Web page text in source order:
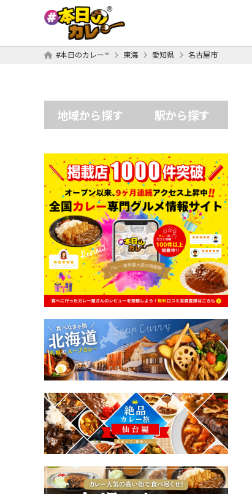
#本日のカレー™ 東海 愛知県 名古屋市
地域から探す 駅から探す